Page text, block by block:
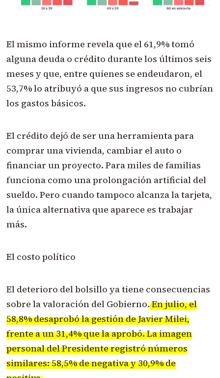
El mismo informe revela que el 61,9% tomó
alguna deuda o crédito durante los últimos seis
meses y que, entre quienes se endeudaron, el
53,7% lo atribuyó a que sus ingresos no cubrían
los gastos básicos.
El crédito dejó de ser una herramienta para
comprar una vivienda, cambiar el auto o
financiar un proyecto. Para miles de familias
funciona como una prolongación artificial del
sueldo. Pero cuando tampoco alcanza la tarjeta,
la única alternativa que aparece es trabajar
más.
El costo político
El deterioro del bolsillo ya tiene consecuencias
sobre la valoración del Gobierno.En julio, el
58,8% desaprobó la gestión de Javier Milei,
frente a un 31,4% que la aprobó. La imagen
personal del Presidente registró números
similares: 58,5% de negativa y 30,9% de